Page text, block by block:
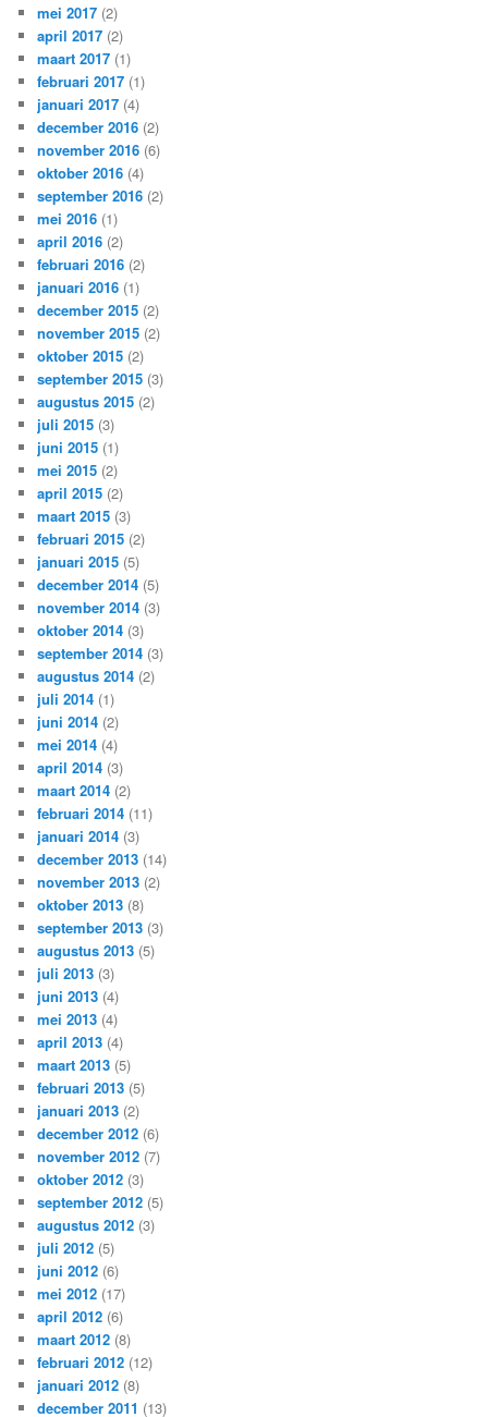
mei 2017 (2)
april 2017 (2)
maart 2017 (1)
februari 2017 (1)
januari 2017 (4)
december 2016 (2)
november 2016 (6)
oktober 2016 (4)
september 2016 (2)
mei 2016 (1)
april 2016 (2)
februari 2016 (2)
januari 2016 (1)
december 2015 (2)
november 2015 (2)
oktober 2015 (2)
september 2015 (3)
augustus 2015 (2)
juli 2015 (3)
juni 2015 (1)
mei 2015 (2)
april 2015 (2)
maart 2015 (3)
februari 2015 (2)
januari 2015 (5)
december 2014 (5)
november 2014 (3)
oktober 2014 (3)
september 2014 (3)
augustus 2014 (2)
juli 2014 (1)
juni 2014 (2)
mei 2014 (4)
april 2014 (3)
maart 2014 (2)
februari 2014 (11)
januari 2014 (3)
december 2013 (14)
november 2013 (2)
oktober 2013 (8)
september 2013 (3)
augustus 2013 (5)
juli 2013 (3)
juni 2013 (4)
mei 2013 (4)
april 2013 (4)
maart 2013 (5)
februari 2013 (5)
januari 2013 (2)
december 2012 (6)
november 2012 (7)
oktober 2012 (3)
september 2012 (5)
augustus 2012 (3)
juli 2012 (5)
juni 2012 (6)
mei 2012 (17)
april 2012 (6)
maart 2012 (8)
februari 2012 (12)
januari 2012 (8)
december 2011 (13)